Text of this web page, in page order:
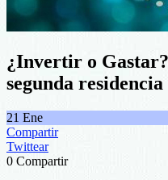
¿Invertir o
segunda residencia
21 Ene
Compartir
Twittear
0 Compartir